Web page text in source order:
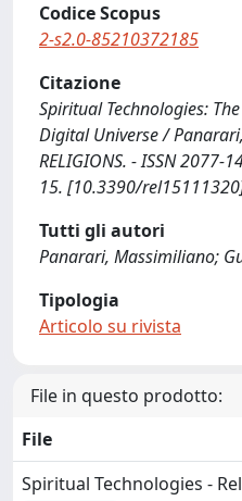
Codice Scopus
2-s2.0-85210372185
Citazione
Spiritual Technologies:
Digital Universe /
RELIGIONS. - ISSN 2077-
15. [10.3390/
Tutti gli autori
Panarari, Massimiliano;
Tipologia
Articolo su rivista
File in questo prodotto:
File
Spiritual Technologies -